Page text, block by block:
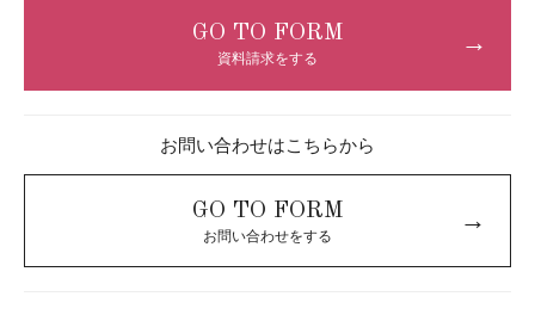
GO TO FORM
資料請求をする
→
お問い合わせはこちらから
GO TO FORM
お問い合わせをする
→